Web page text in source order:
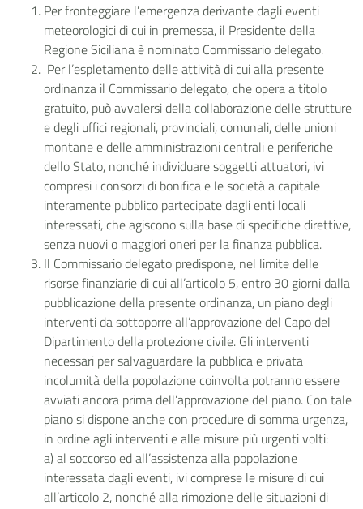
Per fronteggiare l’emergenza derivante dagli eventi
meteorologici di cui in premessa, il Presidente della
Regione Siciliana è nominato Commissario delegato.
Per l’espletamento delle attività di cui alla presente
ordinanza il Commissario delegato, che opera a titolo
gratuito, può avvalersi della collaborazione delle strutture
e degli uffici regionali, provinciali, comunali, delle unioni
montane e delle amministrazioni centrali e periferiche
dello Stato, nonché individuare soggetti attuatori, ivi
compresi i consorzi di bonifica e le società a capitale
interamente pubblico partecipate dagli enti locali
interessati, che agiscono sulla base di specifiche direttive,
senza nuovi o maggiori oneri per la finanza pubblica.
Il Commissario delegato predispone, nel limite delle
risorse finanziarie di cui all’articolo 5, entro 30 giorni dalla
pubblicazione della presente ordinanza, un piano degli
interventi da sottoporre all’approvazione del Capo del
Dipartimento della protezione civile. Gli interventi
necessari per salvaguardare la pubblica e privata
incolumità della popolazione coinvolta potranno essere
avviati ancora prima dell’approvazione del piano. Con tale
piano si dispone anche con procedure di somma urgenza,
in ordine agli interventi e alle misure più urgenti volti:
a) al soccorso ed all’assistenza alla popolazione
interessata dagli eventi, ivi comprese le misure di cui
all’articolo 2, nonché alla rimozione delle situazioni di